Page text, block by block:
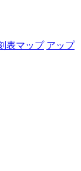
表マップ アップ